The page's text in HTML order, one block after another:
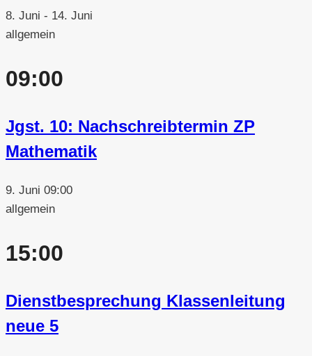
8. Juni - 14. Juni
allgemein
09:00
Jgst. 10: Nachschreibtermin ZP
Mathematik
9. Juni 09:00
allgemein
15:00
Dienstbesprechung Klassenleitung
neue 5